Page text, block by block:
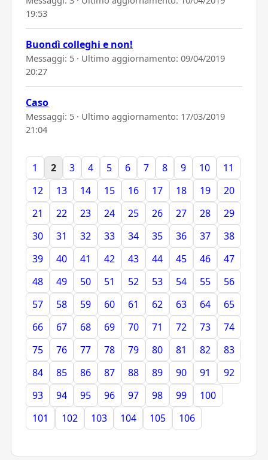
19:53
Buondì colleghi e non!
Messaggi: 5 · Ultimo aggiornamento: 09/04/2019
20:27
Caso
Messaggi: 5 · Ultimo aggiornamento: 17/03/2019
21:04
1 2 3 4 5 6 7 8 9 10
11
12
13 14 15 16 17 18 19
20
21
22 23 24 25 26 27 28
29
30
31 32 33 34 35 36 37
38
39
40 41 42 43 44 45 46
47
48
49 50 51 52 53 54 55
56
57
58 59 60 61 62 63 64
65
66
67 68 69 70 71 72 73
74
75
76 77 78 79 80 81 82
83
84
85 86 87 88 89 90 91
92
93
94 95 96 97 98 99
100
101
102 103 104 105 106